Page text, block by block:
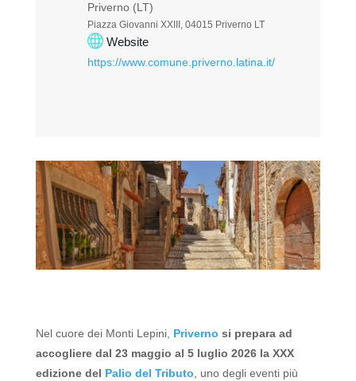
Priverno (LT)
Piazza Giovanni XXIII, 04015 Priverno LT
Website
https://www.comune.priverno.latina.it/
Nel cuore dei Monti Lepini, Priverno si prepara ad
accogliere dal 23 maggio al 5 luglio 2026 la XXX
edizione del Palio del Tributo , uno degli eventi più